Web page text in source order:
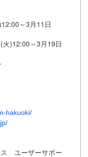
～3月11日
)12:00～3月19日
hakuoki/
ス ユーザーサポー